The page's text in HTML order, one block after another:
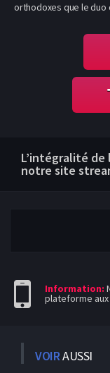
orthodoxes que le duo
L’intégralité de
notre site
Information:
plateforme
VOIRAUSSI